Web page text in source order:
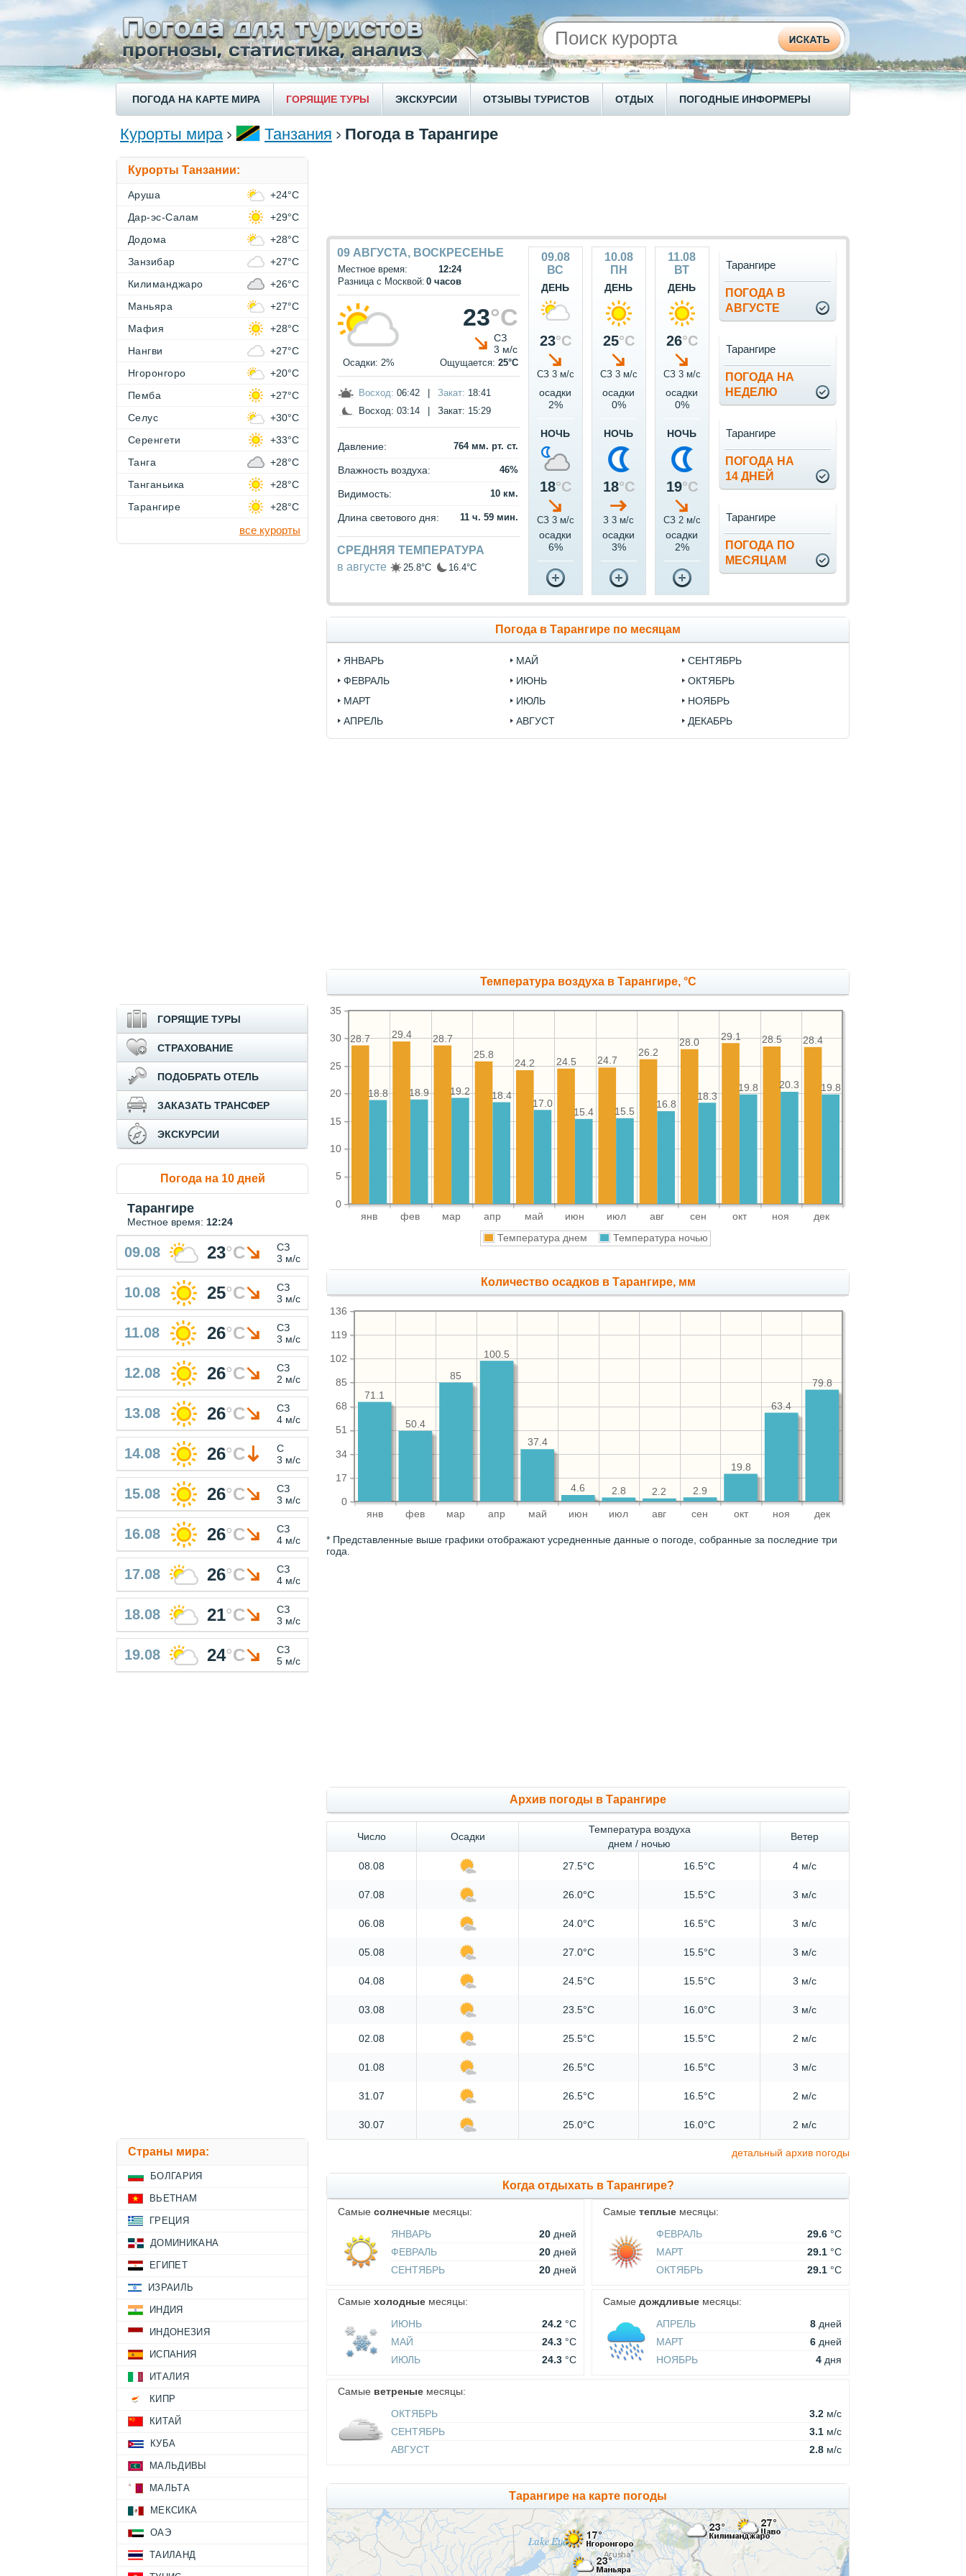
ПОГОДА НА КАРТЕ МИРА ГОРЯЩИЕ ТУРЫ ЭКСКУРСИИ ОТЗЫВЫ ТУРИСТОВ ОТДЫХ ПОГОДНЫЕ ИНФОРМЕРЫ
Курорты мира Танзания Погода в Тарангире
09 АВГУСТА, ВОСКРЕСЕНЬЕ
Местное время:
12:24
Разница с Москвой: 0 часов
23°C
СЗ
3 м/с
Осадки: 2% Ощущается: 25°C
Восход: 06:42 Закат: 18:41
Восход: 03:14 Закат: 15:29
Давление: 764 мм. рт. ст.
Влажность воздуха: 46%
Видимость: 10 км.
Длина светового дня: 11 ч. 59 мин.
СРЕДНЯЯ ТЕМПЕРАТУРА
в августе
25.8°C 16.4°C
09.08
ВС
ДЕНЬ
23°C
СЗ 3 м/c
осадки
2%
НОЧЬ
18°C
СЗ 3 м/c
осадки
6%
10.08
ПН
ДЕНЬ
25°C
СЗ 3 м/c
осадки
0%
НОЧЬ
18°C
З 3 м/c
осадки
3%
11.08
ВТ
ДЕНЬ
26°C
СЗ 3 м/c
осадки
0%
НОЧЬ
19°C
СЗ 2 м/c
осадки
2%
ПОГОДА В
АВГУСТЕ
Тарангире
ПОГОДА НА
НЕДЕЛЮ
Тарангире
ПОГОДА НА
14 ДНЕЙ
Тарангире
ПОГОДА ПО
МЕСЯЦАМ
Тарангире
Погода в Тарангире по месяцам
ЯНВАРЬ
ФЕВРАЛЬ
МАРТ
АПРЕЛЬ
МАЙ
ИЮНЬ
ИЮЛЬ
АВГУСТ
СЕНТЯБРЬ
ОКТЯБРЬ
НОЯБРЬ
ДЕКАБРЬ
Температура воздуха в Тарангире, °C
янв фев мар апр май июн июл авг сен окт ноя дек
0
5
10
15
20
25
30
35
28.4
28.5
29.1
28.0
26.2
24.7
24.5
24.2
25.8
28.7
29.4
28.7
19.8
20.3
19.8
18.3
16.8
15.5
15.4
17.0
18.4
19.2
18.9
18.8
Температура днем Температура ночью
Количество осадков в Тарангире, мм
янв фев мар апр май июн июл авг сен окт ноя дек
0
17
34
51
68
85
102
119
136
79.8
63.4
19.8
2.9
2.2
2.8
4.6
37.4
100.5
85
50.4
71.1
* Представленные выше графики отображают усредненные данные о погоде, собранные за последние три
года.
Архив погоды в Тарангире
Число Осадки
Температура воздуха
днем / ночью
Ветер
08.08 27.5°C 16.5°C 4 м/с
07.08 26.0°C 15.5°C 3 м/с
06.08 24.0°C 16.5°C 3 м/с
05.08 27.0°C 15.5°C 3 м/с
04.08 24.5°C 15.5°C 3 м/с
03.08 23.5°C 16.0°C 3 м/с
02.08 25.5°C 15.5°C 2 м/с
01.08 26.5°C 16.5°C 3 м/с
31.07 26.5°C 16.5°C 2 м/с
30.07 25.0°C 16.0°C 2 м/с
детальный архив погоды
Когда отдыхать в Тарангире?
Самые солнечные месяцы:
ЯНВАРЬ
20 дней
ФЕВРАЛЬ
20 дней
СЕНТЯБРЬ
20 дней
Самые теплые месяцы:
ФЕВРАЛЬ
29.6 °C
МАРТ
29.1 °C
ОКТЯБРЬ
29.1 °C
Самые холодные месяцы:
ИЮНЬ
24.2 °C
МАЙ
24.3 °C
ИЮЛЬ
24.3 °C
Самые дождливые месяцы:
АПРЕЛЬ
8 дней
МАРТ
6 дней
НОЯБРЬ
4 дня
Самые ветреные месяцы:
ОКТЯБРЬ
3.2 м/c
СЕНТЯБРЬ
3.1 м/c
АВГУСТ
2.8 м/c
Тарангире на карте погоды
Курорты Танзании:
Аруша
+24°C
Дар-эс-Салам
+29°C
Додома
+28°C
Занзибар
+27°C
Килиманджаро
+26°C
Маньяра
+27°C
Мафия
+28°C
Нангви
+27°C
Нгоронгоро
+20°C
Пемба
+27°C
Селус
+30°C
Серенгети
+33°C
Танга
+28°C
Танганьика
+28°C
Тарангире
+28°C
все курорты
ГОРЯЩИЕ ТУРЫ
СТРАХОВАНИЕ
ПОДОБРАТЬ ОТЕЛЬ
ЗАКАЗАТЬ ТРАНСФЕР
ЭКСКУРСИИ
Погода на 10 дней
Тарангире
Местное время: 12:24
09.08 23°C
СЗ
3 м/с
10.08 25°C
СЗ
3 м/с
11.08 26°C
СЗ
3 м/с
12.08 26°C
СЗ
2 м/с
13.08 26°C
СЗ
4 м/с
14.08 26°C
С
3 м/с
15.08 26°C
СЗ
3 м/с
16.08 26°C
СЗ
4 м/с
17.08 26°C
СЗ
4 м/с
18.08 21°C
СЗ
3 м/с
19.08 24°C
СЗ
5 м/с
Страны мира:
БОЛГАРИЯ
ВЬЕТНАМ
ГРЕЦИЯ
ДОМИНИКАНА
ЕГИПЕТ
ИЗРАИЛЬ
ИНДИЯ
ИНДОНЕЗИЯ
ИСПАНИЯ
ИТАЛИЯ
КИПР
КИТАЙ
КУБА
МАЛЬДИВЫ
МАЛЬТА
МЕКСИКА
ОАЭ
ТАИЛАНД